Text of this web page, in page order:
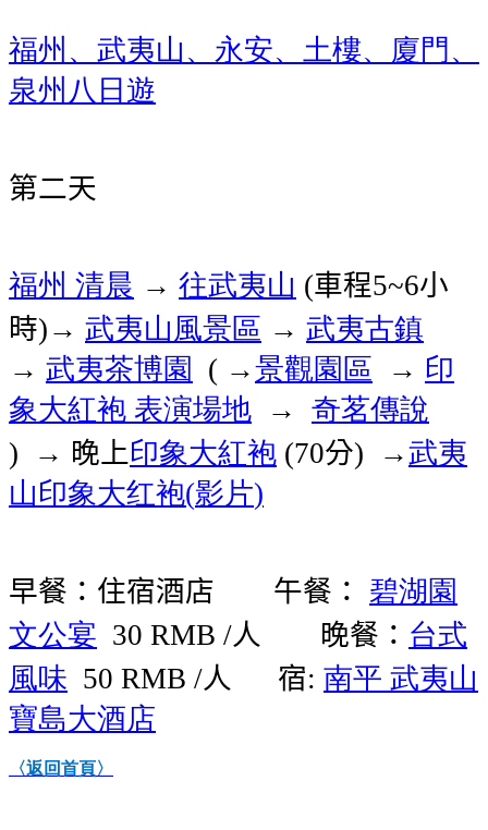
福州、武夷山、永安、土樓、廈門、
泉州八日遊
第二天
福州 清晨 → 往武夷山 (車程5~6小
時)→ 武夷山風景區 → 武夷古鎮
→ 武夷茶博園 ( →景觀園區 → 印
象大紅袍 表演場地 → 奇茗傳說
) → 晚上印象大紅袍 (70分) →武夷
山印象大红袍(影片)
早餐：住宿酒店 午餐： 碧湖園
文公宴 30 RMB /人 晚餐： 台式
風味 50 RMB /人 宿: 南平 武夷山
寶島大酒店
〈返回首頁〉